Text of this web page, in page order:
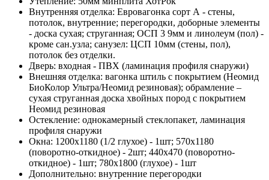
Внутренняя отделка: Евровагонка сорт А - стены,
потолок, внутренние; перегородки, доборные элементы
- доска сухая; струганная; ОСП 3 9мм и линолеум (пол) -
кроме сан.узла; санузел: ЦСП 10мм (стены, пол),
потолок без отделки.
Дверь: входная - ПВХ (ламинация профиля снаружи)
Внешняя отделка: вагонка штиль с покрытием (Неомид
БиоКолор Ультра/Неомид резиновая); обрамление –
сухая струганная доска хвойных пород с покрытием
Неомид резиновая
Остекление: однокамерный стеклопакет, ламинация
профиля снаружи
Окна: 1200х1180 (1/2 глухое) - 1шт; 570х1180
(поворотно-откидное) - 2шт; 440х470 (поворотно-
откидное) - 1шт; 780х1800 (глухое) - 1шт
Дополнительно: внутренние перегородки